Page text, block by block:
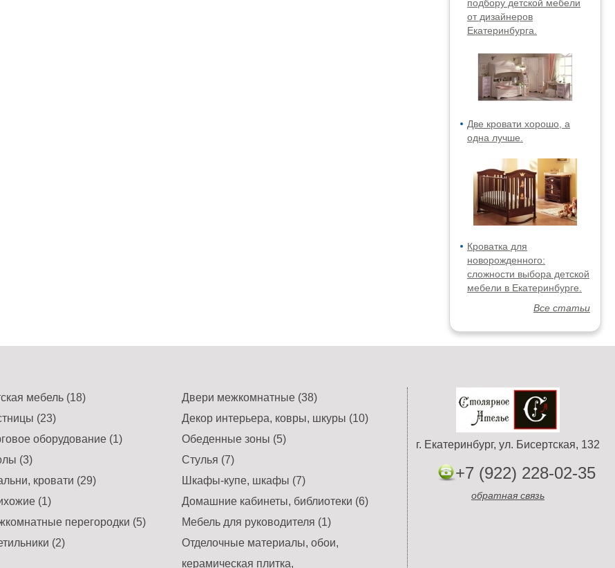
подбору детской мебели
от дизайнеров
Екатеринбурга.
Две кровати хорошо, а
одна лучше.
Кроватка для
новорожденного:
сложности выбора детской
мебели в Екатеринбурге.
Все статьи
г. Екатеринбург, ул. Бисертская, 132
+7 (922) 228-02-35
обратная связь
мебель (18)
Двери межкомнатные (38)
(23)
Декор интерьера, ковры, шкуры (10)
оборудование (1)
Обеденные зоны (5)
(3)
Стулья (7)
кровати (29)
Шкафы-купе, шкафы (7)
(1)
Домашние кабинеты, библиотеки (6)
перегородки (5)
Мебель для руководителя (1)
(2)
Отделочные материалы, обои,
керамическая плитка,